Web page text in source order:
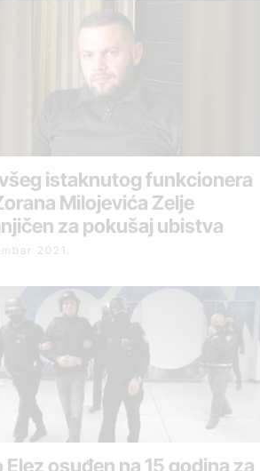
istaknutog funkcionera
Milojevića Zelje
za pokušaj ubistva
2021.
Elez osuđen na 15 godina za